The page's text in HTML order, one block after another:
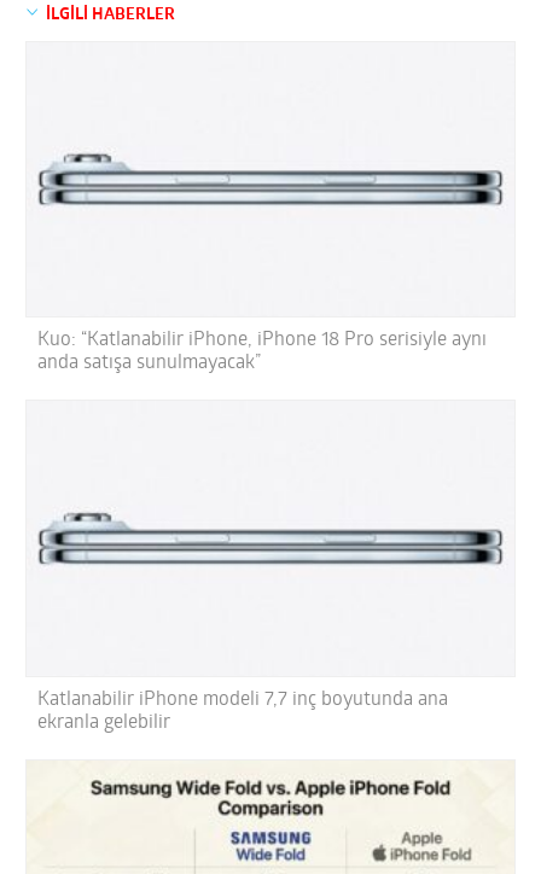
İLGİLİ HABERLER
Kuo: “Katlanabilir iPhone, iPhone 18 Pro serisiyle aynı
anda satışa sunulmayacak”
Katlanabilir iPhone modeli 7,7 inç boyutunda ana
ekranla gelebilir